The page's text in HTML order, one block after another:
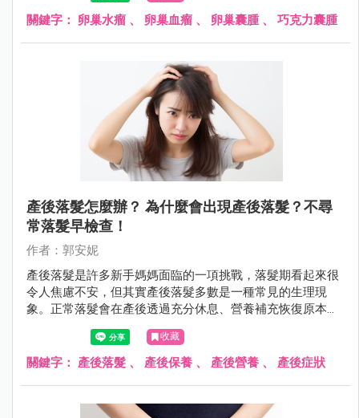
關鍵字： 卵巢水瘤 、 卵巢血瘤 、 卵巢囊腫、 巧克力囊腫
產後落髮怎麼辦？ 為什麼會出現產後落髮？不尋
常落髮早檢查！
作者：郭安妮
產後落髮是許多新手媽媽面臨的一項挑戰，落髮期看起來很
令人焦慮不安，但其實產後落髮多數是一種常見的生理現
象。正常落髮會在產後透過充分休息、營養補充恢復原本豐
盈的秀髮，若是不正常落髮，則需盡快就醫。
收藏
關鍵字： 產後落髮 、 產後保養 、 產後營養 、 產後症狀